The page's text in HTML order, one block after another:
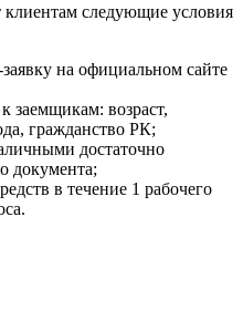
клиентам следующие условия
на официальном сайте
заемщикам: возраст,
гражданство РК;
достаточно
документа;
в течение 1 рабочего